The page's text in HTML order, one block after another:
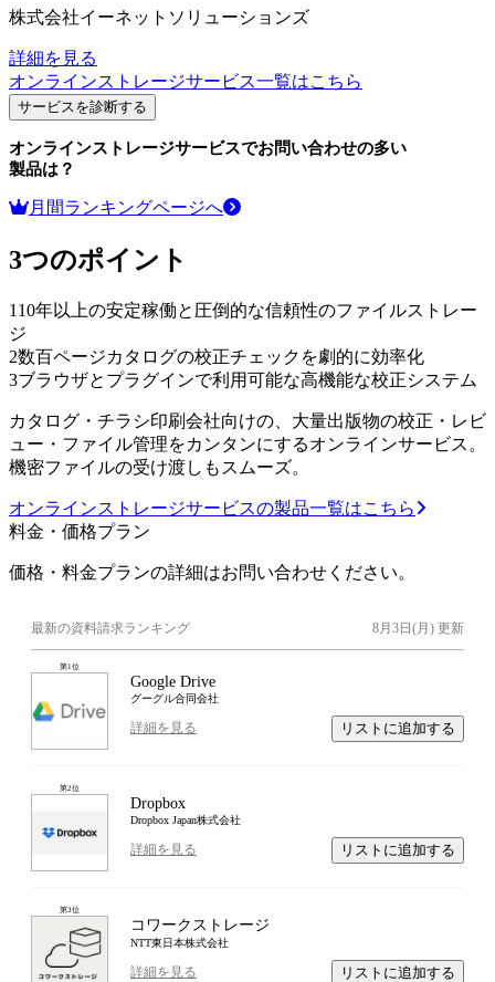
株式会社イーネットソリューションズ
詳細を見る
オンラインストレージサービス一覧はこちら
サービスを診断する
オンラインストレージサービスでお問い合わせの多い
製品は？
月間ランキングページへ
3つのポイント
1 10年以上の安定稼働と圧倒的な信頼性のファイルストレー
ジ
2数百ページカタログの校正チェックを劇的に効率化
3ブラウザとプラグインで利用可能な高機能な校正システム
カタログ・チラシ印刷会社向けの、大量出版物の校正・レビ
ュー・ファイル管理をカンタンにするオンラインサービス。
機密ファイルの受け渡しもスムーズ。
オンラインストレージサービスの製品一覧はこちら
料金・価格プラン
価格・料金プランの詳細はお問い合わせください。
最新の資料請求ランキング 8月3日(月) 更新
第1位
Google Drive
グーグル合同会社
詳細を見る リストに追加する
第2位
Dropbox
Dropbox Japan株式会社
詳細を見る リストに追加する
第3位
コワークストレージ
NTT東日本株式会社
詳細を見る リストに追加する